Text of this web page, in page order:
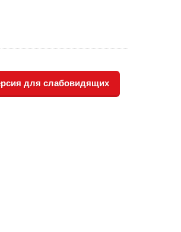
для слабовидящих